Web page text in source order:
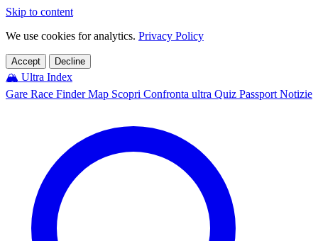
Skip to content
We use cookies for analytics. Privacy Policy
Accept Decline
🏔️ Ultra Index
Gare Race FinderMap Scopri Confronta ultra Quiz Passport Notizie